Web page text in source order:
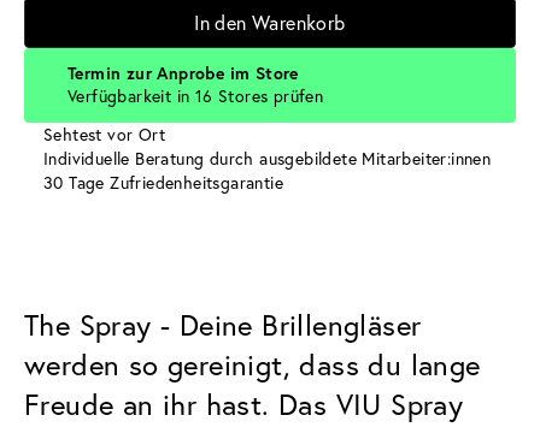
In den Warenkorb
Termin zur Anprobe im Store
Verfügbarkeit in 16 Stores prüfen
Sehtest vor Ort
Individuelle Beratung durch ausgebildete Mitarbeiter:innen
30 Tage Zufriedenheitsgarantie
The Spray - Deine Brillengläser
werden so gereinigt, dass du lange
Freude an ihr hast. Das VIU Spray